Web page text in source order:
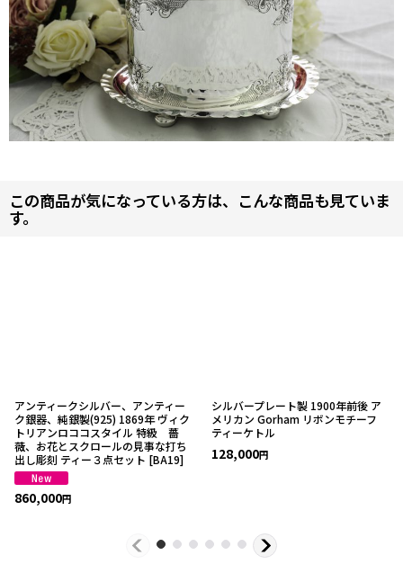
この商品が気になっている方は、こんな商品も見ていま
す。
アンティークシルバー、アンティー
ク銀器、純銀製(925) 1869年 ヴィク
トリアンロココスタイル 特級 薔
薇、お花とスクロールの見事な打ち
出し彫刻 ティー３点セット [BA19]
860,000円
シルバープレート製 1900年前後 ア
メリカン Gorham リボンモチーフ
ティーケトル
128,000円